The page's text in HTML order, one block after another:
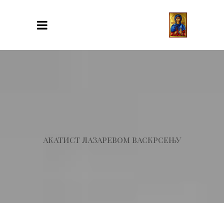
АКАТИСТ ЛАЗАРЕВОМ ВАСКРСЕЊУ